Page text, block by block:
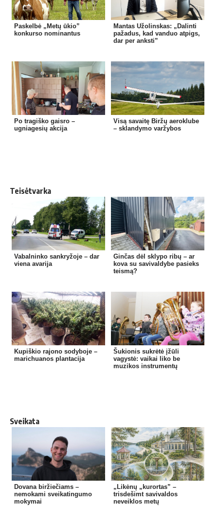
Paskelbė „Metų ūkio”
konkurso nominantus
Mantas Užolinskas: „Dalinti
pažadus, kad vanduo atpigs,
dar per anksti”
Po tragiško gaisro –
ugniagesių akcija
Visą savaitę Biržų aeroklube
– sklandymo varžybos
Teisėtvarka
Vabalninko sankryžoje – dar
viena avarija
Ginčas dėl sklypo ribų – ar
kova su savivaldybe pasieks
teismą?
Kupiškio rajono sodyboje –
marichuanos plantacija
Šukionis sukrėtė įžūli
vagystė: vaikai liko be
muzikos instrumentų
Sveikata
Dovana biržiečiams –
nemokami sveikatingumo
mokymai
„Likėnų „kurortas” –
trisdešimt savivaldos
neveiklos metų